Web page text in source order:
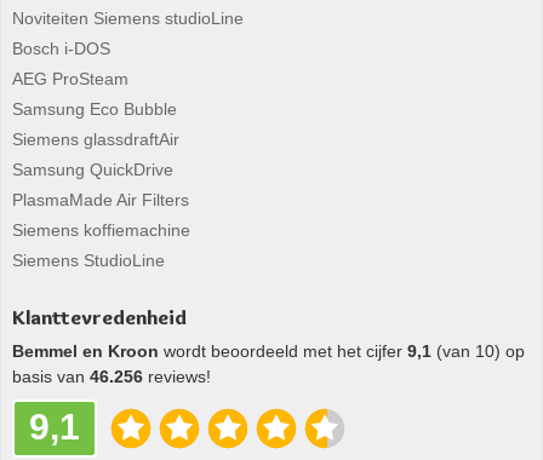
Noviteiten Siemens studioLine
Bosch i-DOS
AEG ProSteam
Samsung Eco Bubble
Siemens glassdraftAir
Samsung QuickDrive
PlasmaMade Air Filters
Siemens koffiemachine
Siemens StudioLine
Klanttevredenheid
Bemmel en Kroon wordt beoordeeld met het cijfer 9,1 (van 10) op
basis van 46.256 reviews!
9,1